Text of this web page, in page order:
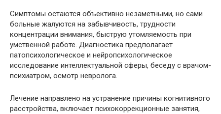
Симптомы остаются объективно незаметными, но сами
больные жалуются на забывчивость, трудности
концентрации внимания, быструю утомляемость при
умственной работе. Диагностика предполагает
патопсихологическое и нейропсихологическое
исследование интеллектуальной сферы, беседу с врачом-
психиатром, осмотр невролога.
Лечение направлено на устранение причины когнитивного
расстройства, включает психокоррекционные занятия,